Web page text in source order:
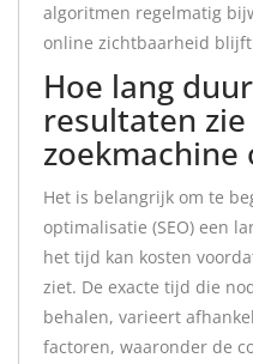
algoritmen regelmatig
online zichtbaarheid
Hoe lang
resultaten zie
Het is belangrijk om te
optimalisatie (SEO) een
het tijd kan kosten
ziet. De exacte tijd die
behalen, varieert
factoren, waaronder de